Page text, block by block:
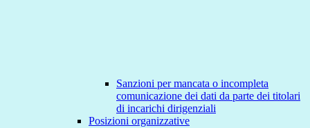
Sanzioni per mancata o incompleta
comunicazione dei dati da parte dei titolari
di incarichi dirigenziali
Posizioni organizzative